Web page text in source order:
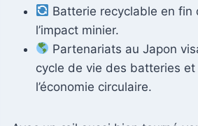
Batterie recyclable en fin
l’impact minier.
Partenariats au Japon
cycle de vie des batteries et
l’économie circulaire.